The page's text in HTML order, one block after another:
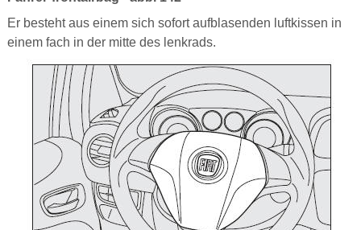
Er besteht aus einem sich sofort aufblasenden luftkissen in
einem fach in der mitte des lenkrads.